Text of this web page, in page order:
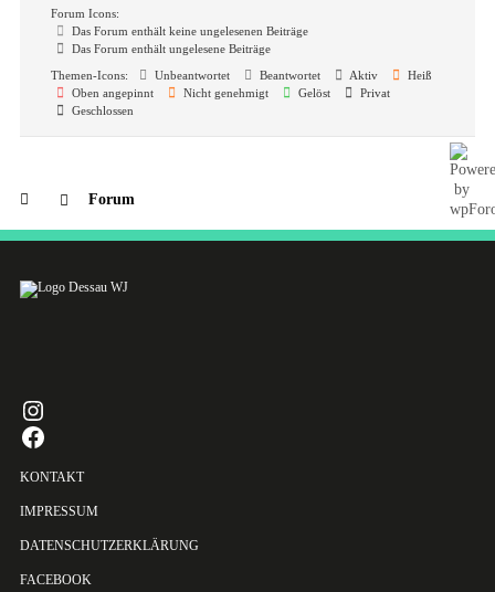
Forum Icons:
Das Forum enthält keine ungelesenen Beiträge
Das Forum enthält ungelesene Beiträge
Themen-Icons:
Unbeantwortet Beantwortet Aktiv
Heiß
Oben angepinnt
Nicht genehmigt Gelöst
Privat
Geschlossen
Forum
INSTAGRAM
FACEBOOK
KONTAKT
IMPRESSUM
DATENSCHUTZERKLÄRUNG
FACEBOOK